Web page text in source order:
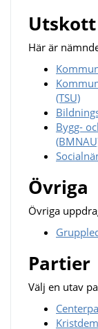
Utskott
Här är
(TSU)
Bygg-
Övriga
Övriga
Partier
Välj en utav